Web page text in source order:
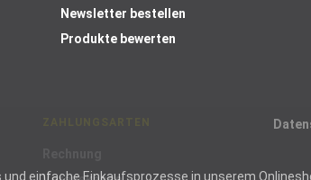
einfache Einkaufsprozesse in unserem
Newsletter bestellen
Produkte bewerten